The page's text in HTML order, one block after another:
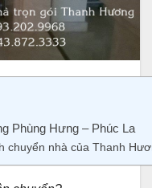
Phùng Hưng – Phúc La
chuyển nhà của Thanh